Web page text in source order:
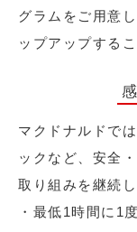
グラムをご用意
ップアップする
マクドナルドで
ックなど、安全
取り組みを継続
・最低1時間に1